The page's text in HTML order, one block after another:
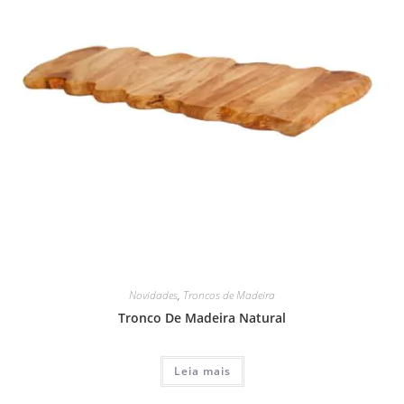
Novidades, Troncos de Madeira
Tronco De Madeira Natural
Leia mais